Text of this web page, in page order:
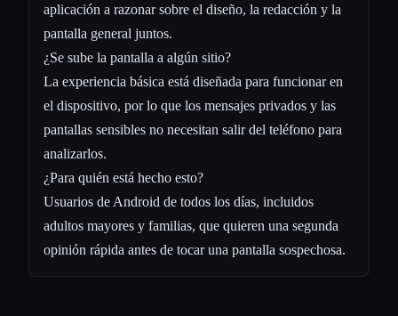
aplicación a razonar sobre el diseño, la redacción y la
pantalla general juntos.
¿Se sube la pantalla a algún sitio?
La experiencia básica está diseñada para funcionar en
el dispositivo, por lo que los mensajes privados y las
pantallas sensibles no necesitan salir del teléfono para
analizarlos.
¿Para quién está hecho esto?
Usuarios de Android de todos los días, incluidos
adultos mayores y familias, que quieren una segunda
opinión rápida antes de tocar una pantalla sospechosa.